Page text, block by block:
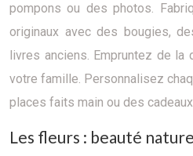
pompons ou des photos.
originaux avec des bougies,
livres anciens. Empruntez de la
votre famille. Personnalisez
places faits main ou des
Les fleurs : beauté